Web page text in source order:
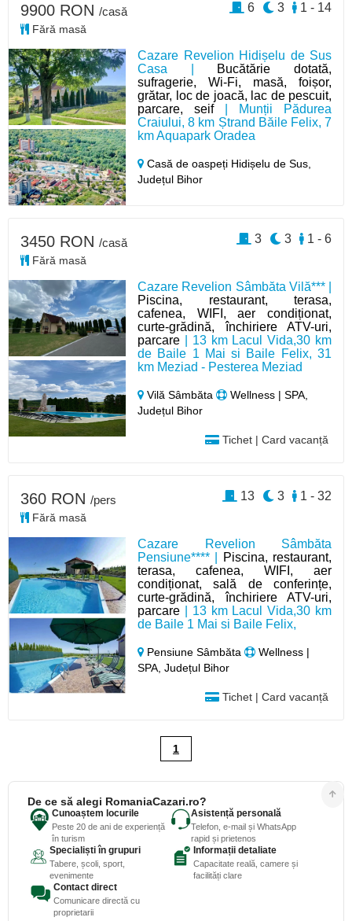
Cazare Revelion Hidișelu de Sus
Casa | Bucătărie dotată,
sufragerie, Wi-Fi, masă, foișor,
grătar, loc de joacă, lac de pescuit,
parcare, seif| Munții Pădurea
Craiului, 8 km Ștrand Băile Felix, 7
km Aquapark Oradea
Casă de oaspeți Hidișelu de Sus,
Județul Bihor
9900 RON /casă
Fără masă
1 - 14
3
6
Cazare Revelion Sâmbăta Vilă*** |
Piscina, restaurant, terasa,
cafenea, WIFI, aer condiționat,
curte-grădină, închiriere ATV-uri,
parcare | 13 km Lacul Vida,30 km
de Baile 1 Mai si Baile Felix, 31
km Meziad - Pesterea Meziad
Vilă Sâmbăta
Wellness | SPA,
Județul Bihor
Tichet | Card vacanță
3450 RON /casă
Fără masă
1 - 6
3
3
Cazare Revelion Sâmbăta
Pensiune**** |
Piscina, restaurant,
terasa, cafenea, WIFI, aer
condiționat, sală de conferințe,
curte-grădină, închiriere ATV-uri,
parcare | 13 km Lacul Vida,30 km
de Baile 1 Mai si Baile Felix,
Pensiune Sâmbăta
Wellness |
SPA, Județul Bihor
Tichet | Card vacanță
360 RON /pers
Fără masă
1 - 32
3
13
1
De ce să alegi RomaniaCazari.ro?
Cunoaștem locurile
Peste 20 de ani de experiență
în turism
Asistență personală
Telefon, e-mail și WhatsApp
rapid și prietenos
Specialiști în grupuri
Tabere, școli, sport,
evenimente
Informații detaliate
Capacitate reală, camere și
facilități clare
Contact direct
Comunicare directă cu
proprietarii